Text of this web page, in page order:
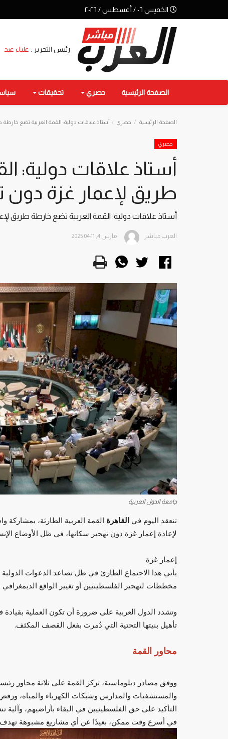
الخميس ٠٦ / أغسطس / ٢٠٢٦
رئيس التحرير : علياء عيد
الصفحة الرئيسية حصري تحقيقات
الصفحة الرئيسية حصري أستاذ علاقات دولية: القمة العربية تضع
حصري
أستاذ علاقات دولية:
طريق لإعمار غزة دون
أستاذ علاقات دولية: القمة العربية تضع خارطة طريق
العرب مباشر مارس 4, 2025 04:11
جامعة الدول العربية
تنعقد اليوم في القاهرة القمة العربية الطارئة،
لإعادة إعمار غزة دون تهجير سكانها، في ظل الأوضاع
إعمار غزة
يأتي هذا الاجتماع الطارئ في ظل تصاعد الدعوات
مخططات لتهجير الفلسطينيين أو تغيير الواقع
وتشدد الدول العربية على ضرورة أن تكون العملية
تأهيل بنيتها التحتية التي دُمرت بفعل القصف المكثف.
محاور القمة
ووفق مصادر دبلوماسية، تركز القمة على ثلاثة محاور
والمستشفيات والمدارس وشبكات الكهرباء والمياه،
التأكيد على حق الفلسطينيين في البقاء بأراضيهم،
في أسرع وقت ممكن، بعيدًا عن أي مشاريع مشبوهة تهدف